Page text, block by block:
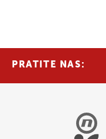
PRATITE NAS: